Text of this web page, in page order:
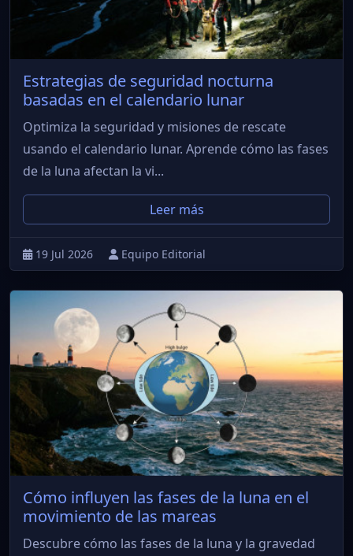
Estrategias de seguridad nocturna
basadas en el calendario lunar
Optimiza la seguridad y misiones de rescate
usando el calendario lunar. Aprende cómo las fases
de la luna afectan la vi...
Leer más
19 Jul 2026 Equipo Editorial
Cómo influyen las fases de la luna en el
movimiento de las mareas
Descubre cómo las fases de la luna y la gravedad